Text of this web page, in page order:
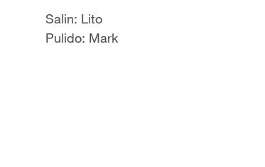
Salin: Lito
Pulido: Mark